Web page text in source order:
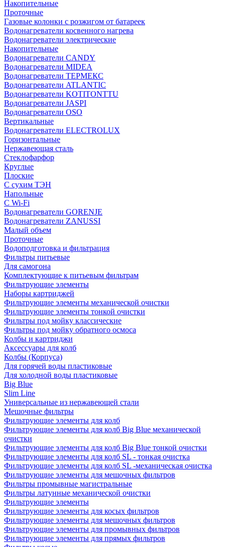
Накопительные
Проточные
Газовые колонки с розжигом от батареек
Водонагреватели косвенного нагрева
Водонагреватели электрические
Накопительные
Водонагреватели CANDY
Водонагреватели MIDEA
Водонагреватели ТЕРМЕКС
Водонагреватели ATLANTIC
Водонагреватели KOTITONTTU
Водонагреватели JASPI
Водонагреватели OSO
Вертикальные
Водонагреватели ELECTROLUX
Горизонтальные
Нержавеющая сталь
Стеклофарфор
Круглые
Плоские
С сухим ТЭН
Напольные
С Wi-Fi
Водонагреватели GORENJE
Водонагреватели ZANUSSI
Малый объем
Проточные
Водоподготовка и фильтрация
Фильтры питьевые
Для самогона
Комплектующие к питьевым фильтрам
Фильтрующие элементы
Наборы картриджей
Фильтрующие элементы механической очистки
Фильтрующие элементы тонкой очистки
Фильтры под мойку классические
Фильтры под мойку обратного осмоса
Колбы и картриджи
Аксессуары для колб
Колбы (Корпуса)
Для горячей воды пластиковые
Для холодной воды пластиковые
Big Blue
Slim Line
Универсальные из нержавеющей стали
Мешочные фильтры
Фильтрующие элементы для колб
Фильтрующие элементы для колб Big Blue механической
очистки
Фильтрующие элементы для колб Big Blue тонкой очистки
Фильтрующие элементы для колб SL - тонкая очистка
Фильтрующие элементы для колб SL -механическая очистка
Фильтрующие элементы для мешочных фильтров
Фильтры промывные магистральные
Фильтры латунные механической очистки
Фильтрующие элементы
Фильтрующие элементы для косых фильтров
Фильтрующие элементы для мешочных фильтров
Фильтрующие элементы для промывных фильтров
Фильтрующие элементы для прямых фильтров